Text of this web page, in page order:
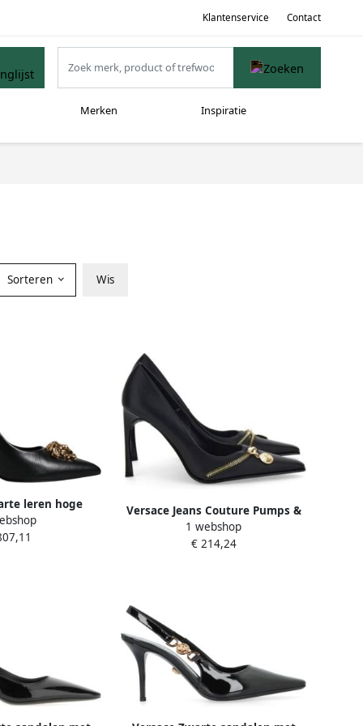
Klantenservice Contact
Merken Inspiratie
Sorteren Wis
leren hoge
Black Dames
Versace Jeans Couture Pumps &
high heels Fondo Sadie in zwart
1 webshop
€ 214,24